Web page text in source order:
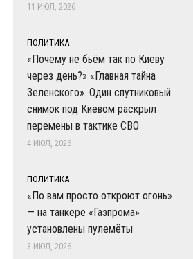
11 ИЮЛ, 2026
ПОЛИТИКА
«Почему не бьём так по Киеву
через день?» «Главная тайна
Зеленского». Один спутниковый
снимок под Киевом раскрыл
перемены в тактике СВО
4 ИЮЛ, 2026
ПОЛИТИКА
«По вам просто откроют огонь»
— на танкере «Газпрома»
установлены пулемёты
3 ИЮЛ, 2026